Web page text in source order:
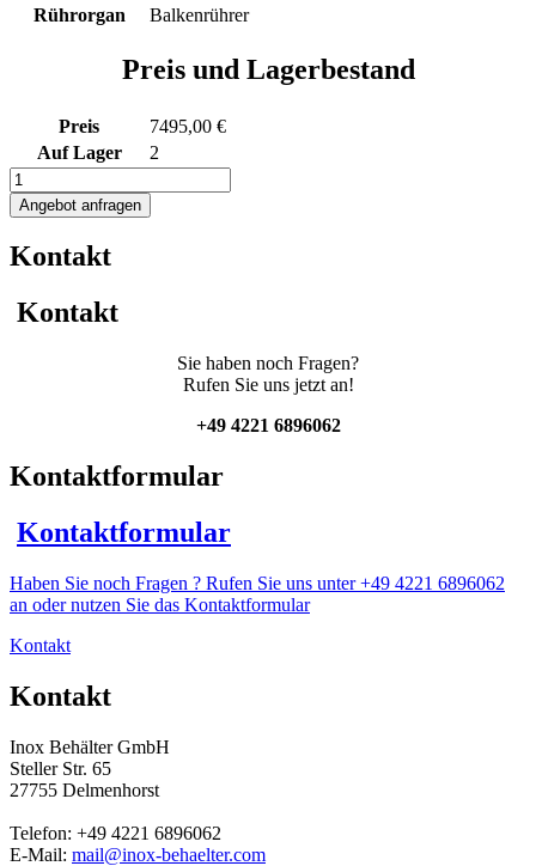
Rührorgan
Balkenrührer
Preis und Lagerbestand
Preis
7495,00 €
Auf Lager
2
1214L
heiz-/kühlbarer
Rührwerksbehälter
Thermoplate
Balkenrührwerk
Menge
Angebot anfragen
Kontakt
Kontakt
Sie haben noch Fragen?
Rufen Sie uns jetzt an!
+49 4221 6896062
Kontaktformular
Kontaktformular
Haben Sie noch Fragen ? Rufen Sie uns unter +49 4221 6896062
an oder nutzen Sie das Kontaktformular
Kontakt
Kontakt
Inox Behälter GmbH
Steller Str. 65
27755 Delmenhorst
Telefon: +49 4221 6896062
E-Mail: mail@inox-behaelter.com